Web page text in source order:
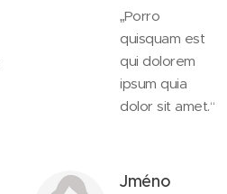
„Porro
quisquam est
qui dolorem
ipsum quia
dolor sit amet.“
Jméno